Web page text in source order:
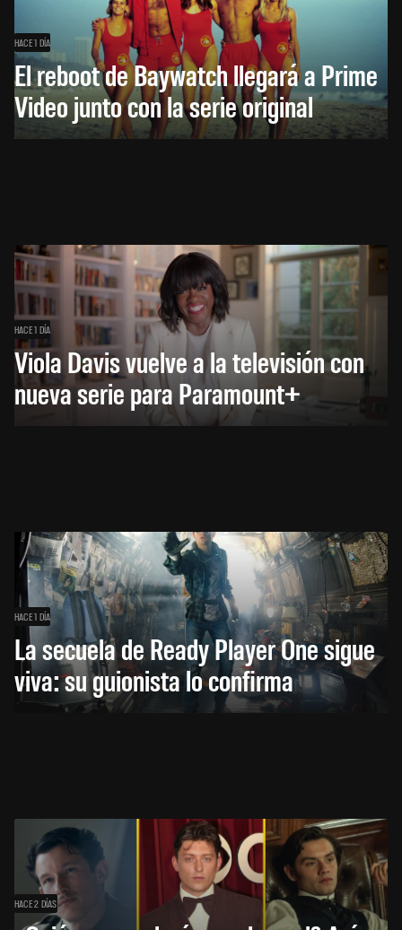
HACE 1 DÍA
El reboot de Baywatch llegará a Prime
Video junto con la serie original
HACE 1 DÍA
Viola Davis vuelve a la televisión con
nueva serie para Paramount+
HACE 1 DÍA
La secuela de Ready Player One sigue
viva: su guionista lo confirma
HACE 2 DÍAS